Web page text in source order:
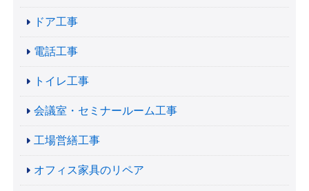
ドア工事
電話工事
トイレ工事
会議室・セミナールーム工事
工場営繕工事
オフィス家具のリペア